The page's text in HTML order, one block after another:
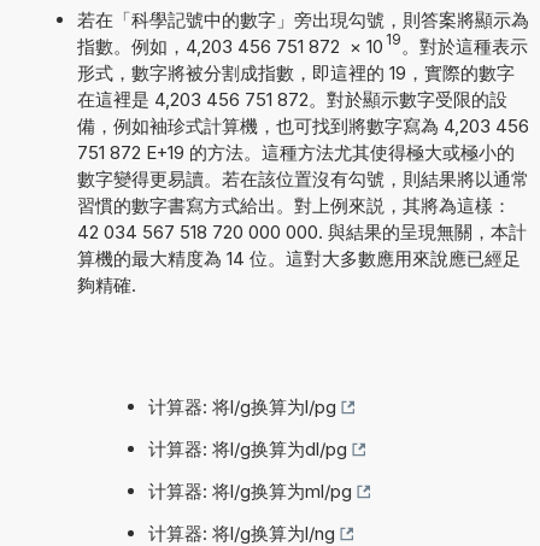
若在「科學記號中的數字」旁出現勾號，則答案將顯示為
指數。例如，4,203 456 751 872 × 10 19 。對於這種表示
形式，數字將被分割成指數，即這裡的 19，實際的數字
在這裡是 4,203 456 751 872。對於顯示數字受限的設
備，例如袖珍式計算機，也可找到將數字寫為 4,203 456
751 872 E+19 的方法。這種方法尤其使得極大或極小的
數字變得更易讀。若在該位置沒有勾號，則結果將以通常
習慣的數字書寫方式給出。對上例來説，其將為這樣：
42 034 567 518 720 000 000. 與結果的呈現無關，本計
算機的最大精度為 14 位。這對大多數應用來說應已經足
夠精確.
计算器: 将l/g换算为l/pg
计算器: 将l/g换算为dl/pg
计算器: 将l/g换算为ml/pg
计算器: 将l/g换算为l/ng